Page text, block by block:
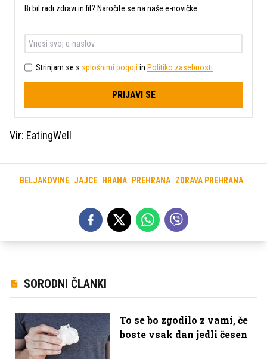
Bi bil radi zdravi in fit? Naročite se na naše e-novičke.
Strinjam se s splošnimi pogoji in Politiko zasebnosti
PRIJAVI SE
Vir: EatingWell
BELJAKOVINE JAJCE HRANA PREHRANA ZDRAVA PREHRANA
SORODNI ČLANKI
To se bo zgodilo z vami, če
boste vsak dan jedli česen